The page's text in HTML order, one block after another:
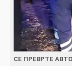
СЕ ПРЕВРТЕ